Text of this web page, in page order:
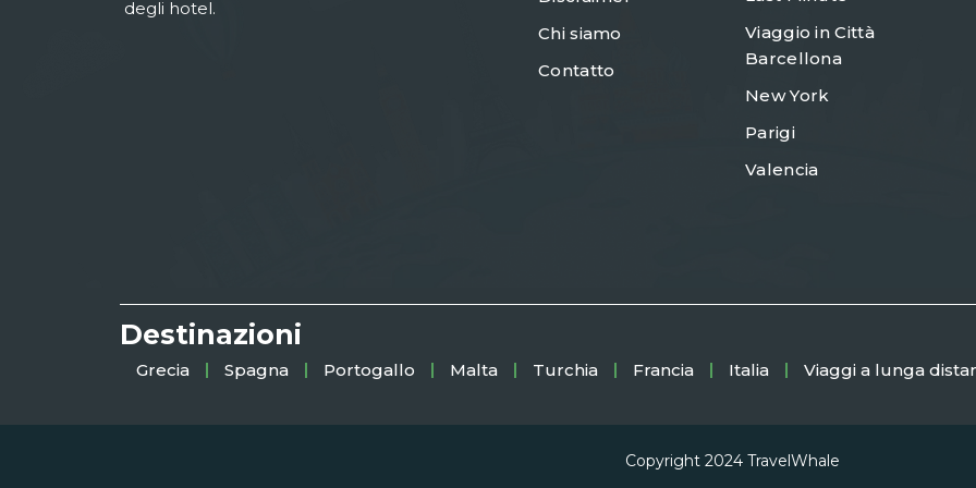
degli hotel.
Chi siamo
Contatto
Viaggio in Città
Barcellona
New York
Parigi
Valencia
Destinazioni
Grecia Spagna Portogallo Malta Turchia Francia Italia Viaggi a lunga
Copyright 2024 TravelWhale